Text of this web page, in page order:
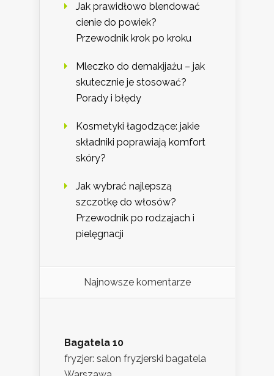
Jak prawidłowo blendować
cienie do powiek?
Przewodnik krok po kroku
Mleczko do demakijażu – jak
skutecznie je stosować?
Porady i błędy
Kosmetyki łagodzące: jakie
składniki poprawiają komfort
skóry?
Jak wybrać najlepszą
szczotkę do włosów?
Przewodnik po rodzajach i
pielęgnacji
Najnowsze komentarze
Bagatela 10
fryzjer: salon fryzjerski bagatela